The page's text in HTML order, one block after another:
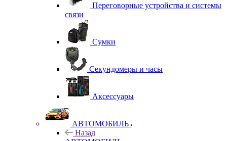
Переговорные устройства и системы
связи
Сумки
Секундомеры и часы
Аксессуары
АВТОМОБИЛЬ
Назад